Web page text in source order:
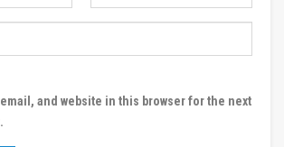
and website in this browser for the next